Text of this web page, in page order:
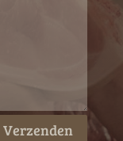
Verzenden